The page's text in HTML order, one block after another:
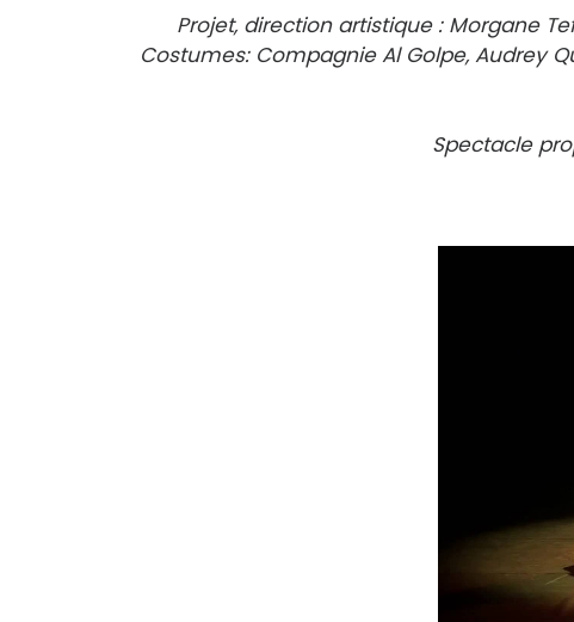
Projet, direction artistique : Morgane
Costumes: Compagnie Al Golpe, Audrey
Spectacle